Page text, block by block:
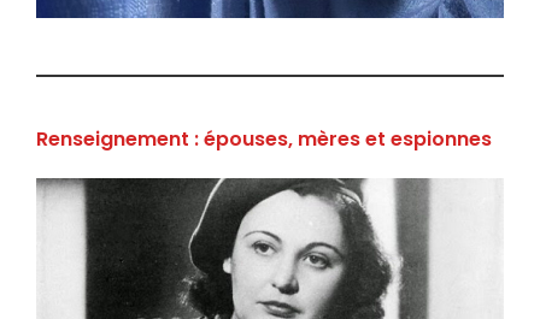
Renseignement : épouses, mères et espionnes